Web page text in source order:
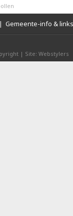
| Gemeente-info & links
| Site: Webstylers